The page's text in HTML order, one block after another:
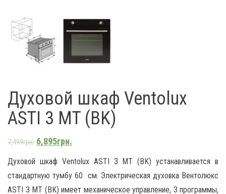
Духовой шкаф Ventolux
ASTI 3 MT (BK)
7,499грн. 6,895грн.
Духовой шкаф Ventolux ASTI 3 MT (BK) устанавливается в
стандартную тумбу 60 см. Электрическая духовка Вентолюкс
ASTI 3 MT (BK) имеет механическое управление, 3 программы,